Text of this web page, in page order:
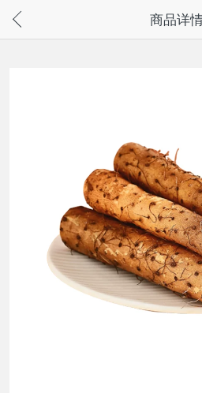
请通过微信或支付宝搜“奇兔客小程序”
商品详